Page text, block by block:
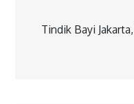
Tindik Bayi